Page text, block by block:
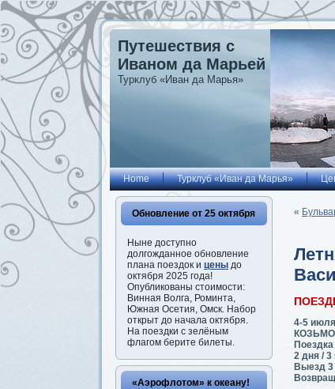
Путешествия с
Иваном да Марьей
Турклуб «Иван да Марья»
Home Турклуб «Иван да Марья»
Обновление от 25 октября
Ныне доступно
долгожданное обновление
плана поездок и цены до
октября 2025 года!
Опубликованы стоимости:
Винная Волга, Роминта,
Южная Осетия, Омск. Набор
открыт до начала октября.
На поездки с зелёным
флагом берите билеты.
«Аэрофлотом» к океану!
«
4-5 июля
2 дня / 3
Выезд